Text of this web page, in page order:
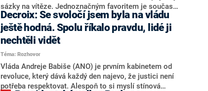
nepřítel, ale soupeř.
sázky na vítěze. Jednoznačným favoritem je současná
hlava státu Petr Pavel. Daleko za ním pak bookmakeři
zmiňují dva výrazné politiky ANO, tedy premiéra
Andreje Babiše a ministra průmyslu Karla Havlíčka.
Oblíbeným tipem samotných sázkařů je poslanec za
Motoristy Filip Turek. Politolog Jan Kubáček nicméně
o případné kandidatuře kohokoliv ze zmíněné trojice
značně pochybuje. Podle něj současná koalice dosud
nemá osobu, která by Pavlovi mohla konkurovat.
Decroix: Se svoločí jsem byla na vládu
ještě hodná. Spolu říkalo pravdu, lidé ji
nechtěli vidět
Téma: Rozhovor
Vláda Andreje Babiše (ANO) je prvním kabinetem od
revoluce, který dává každý den najevo, že justici není
potřeba respektovat. Alespoň to si myslí stínová